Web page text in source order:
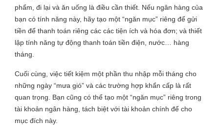
phẩm, đi lại và ăn uống là điều cần thiết. Nếu ngân hàng của
bạn có tính năng này, hãy tạo một “ngăn mục” riêng để gửi
tiền để thanh toán riêng các các tiện ích và hóa đơn; và thiết
lập tính năng tự động thanh toán tiền điện, nước… hàng
tháng.
Cuối cùng, việc tiết kiệm một phần thu nhập mỗi tháng cho
những ngày “mưa gió” và các trường hợp khẩn cấp là rất
quan trọng. Bạn cũng có thể tạo một “ngăn mục” riêng trong
tài khoản ngân hàng, tách biệt với tài khoản chính để cho
mục đích này.